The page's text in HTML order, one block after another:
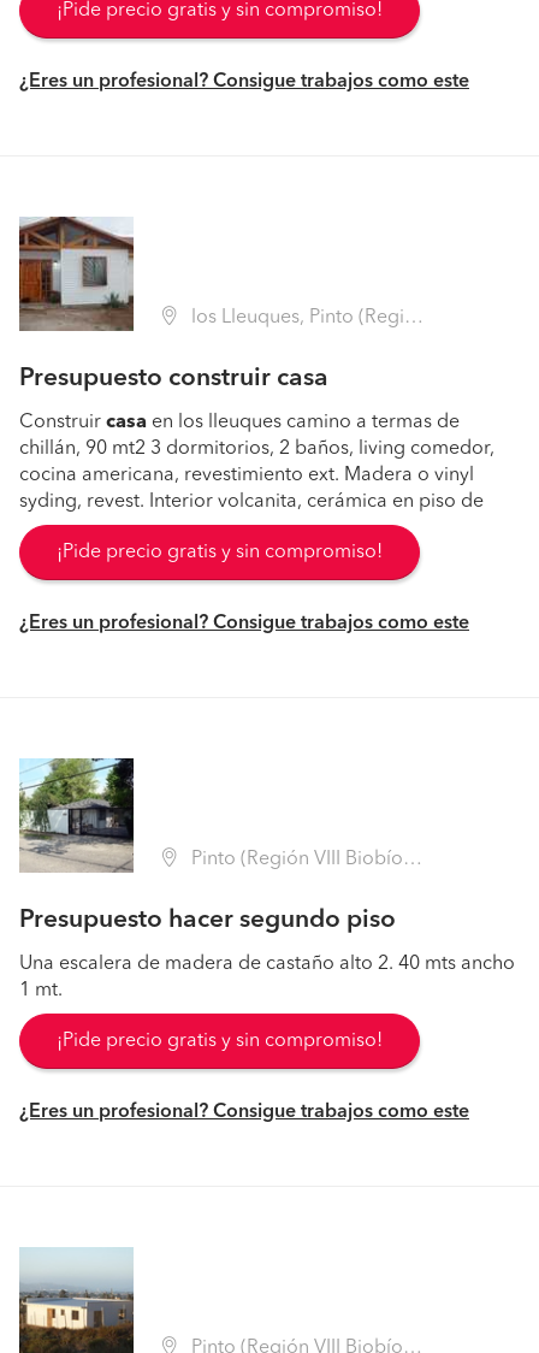
¡Pide precio gratis y sin compromiso!
¿Eres un profesional? Consigue trabajos como este
los Lleuques, Pinto (Región VIII Biobío - Ñuble)
Presupuesto construir casa
Construir casa en los lleuques camino a termas de
chillán, 90 mt2 3 dormitorios, 2 baños, living comedor,
cocina americana, revestimiento ext. Madera o vinyl
syding, revest. Interior volcanita, cerámica en piso de
¡Pide precio gratis y sin compromiso!
¿Eres un profesional? Consigue trabajos como este
Pinto (Región VIII Biobío - Ñuble)
Presupuesto hacer segundo piso
Una escalera de madera de castaño alto 2. 40 mts ancho
1 mt.
¡Pide precio gratis y sin compromiso!
¿Eres un profesional? Consigue trabajos como este
Pinto (Región VIII Biobío - Ñuble)